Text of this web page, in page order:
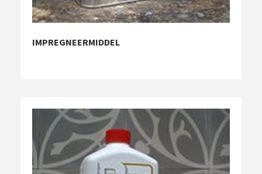
IMPREGNEERMIDDEL